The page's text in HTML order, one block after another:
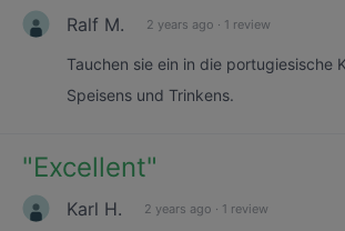
Ralf M. 2 years ago · 1 review
Tauchen sie ein in die portugiesische
Speisens und Trinkens.
"Excellent"
Karl H. 2 years ago · 1 review